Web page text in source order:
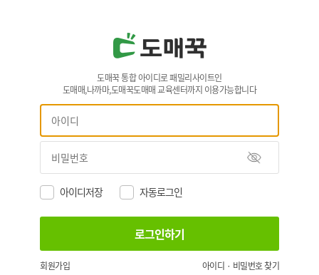
도매꾹 통합 아이디로 패밀리사이트인
도매매,나까마,도매꾹도매매 교육센터까지 이용가능합니다
아이디저장 자동로그인
회원가입 아이디 · 비밀번호 찾기